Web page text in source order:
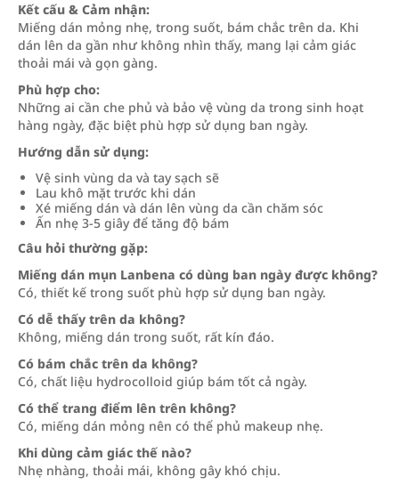
Kết cấu & Cảm nhận:
Miếng dán mỏng nhẹ, trong suốt, bám chắc trên da. Khi
dán lên da gần như không nhìn thấy, mang lại cảm giác
thoải mái và gọn gàng.
Phù hợp cho:
Những ai cần che phủ và bảo vệ vùng da trong sinh hoạt
hàng ngày, đặc biệt phù hợp sử dụng ban ngày.
Hướng dẫn sử dụng:
Vệ sinh vùng da và tay sạch sẽ
Lau khô mặt trước khi dán
Xé miếng dán và dán lên vùng da cần chăm sóc
Ấn nhẹ 3-5 giây để tăng độ bám
Câu hỏi thường gặp:
Miếng dán mụn Lanbena có dùng ban ngày được không?
Có, thiết kế trong suốt phù hợp sử dụng ban ngày.
Có dễ thấy trên da không?
Không, miếng dán trong suốt, rất kín đáo.
Có bám chắc trên da không?
Có, chất liệu hydrocolloid giúp bám tốt cả ngày.
Có thể trang điểm lên trên không?
Có, miếng dán mỏng nên có thể phủ makeup nhẹ.
Khi dùng cảm giác thế nào?
Nhẹ nhàng, thoải mái, không gây khó chịu.